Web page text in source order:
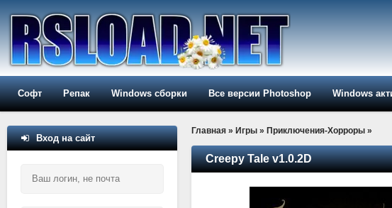
Софт Репак Windows сборки Все версии Photoshop Windows
Главная » Игры » Приключения-Хорроры »
Creepy Tale v1.0.2D
Вход на сайт